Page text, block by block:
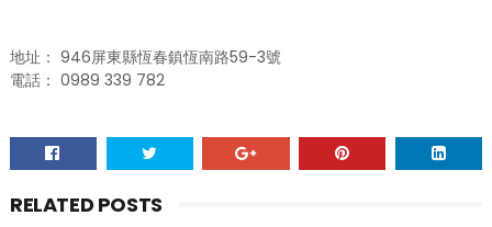
地址： 946屏東縣恆春鎮恆南路59-3號
電話： 0989 339 782
RELATED POSTS